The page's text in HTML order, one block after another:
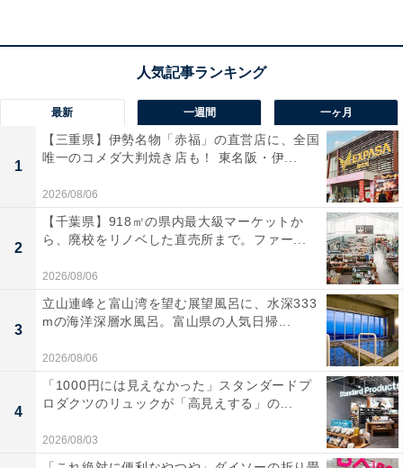
宿泊者からは「特に露天風呂と朝夕のお食事が最高で、
違う季節に又行きたいと思います」「部屋だけでなく全
ての清潔感、食事の内容と美味しさ、お風呂全てが満足
度高くて本当か素晴らしかったです」という声があがっ
ています。美しい絶景に癒やされたい人や、厳選された
富山の味覚をプライベートに満喫したい人におすすめの
宿です。※掲載されている情報は記事公開時のもので
す。あらかじめご了承ください。また、記事中の宿泊プ
ランを予約すると、売上の一部がオールアバウトに還元
されることがあります。
All About ニュース 旅行
部
全国の人気ホテルから今泊まりたい宿を厳選してご紹介。日々更新
される売れ筋ランキングや、見逃せないセール・キャンペーン情報
など、お得に旅を楽しむための秘けつが満載です。さらに、ここで
...続きを読む
最新 一週間 一ヶ月
1
【三重県】伊勢名物「赤福」の直営店に、全国
唯一のコメダ大判焼き店も！ 東名阪・伊...
2026/08/06
2
【千葉県】918㎡の県内最大級マーケットか
ら、廃校をリノベした直売所まで。ファー...
2026/08/06
3
立山連峰と富山湾を望む展望風呂に、水深333
mの海洋深層水風呂。富山県の人気日帰...
2026/08/06
4
「1000円には見えなかった」スタンダードプ
ロダクツのリュックが「高見えする」の...
2026/08/03